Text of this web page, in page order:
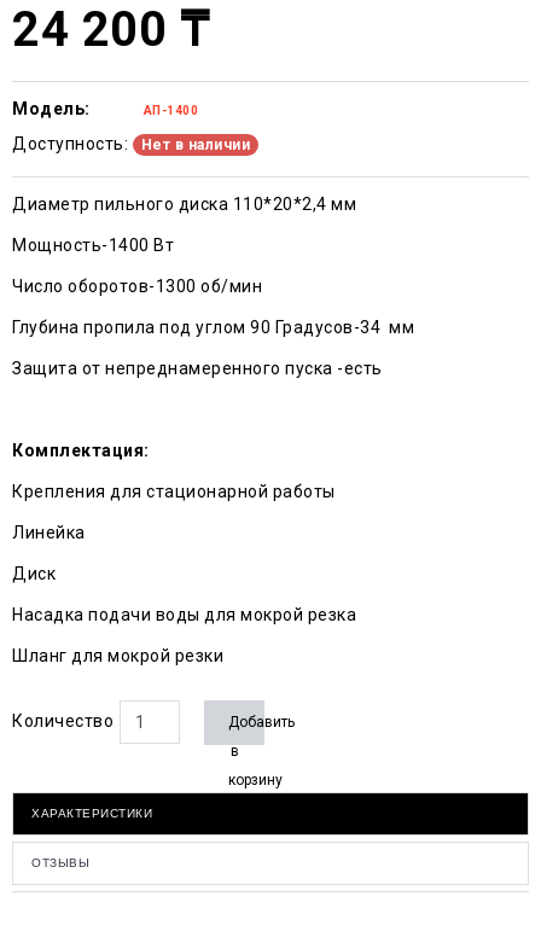
24 200 ₸
Модель: АП-1400
Доступность: Нет в наличии
Диаметр пильного диска 110*20*2,4 мм
Мощность-1400 Вт
Число оборотов-1300 об/мин
Глубина пропила под углом 90 Градусов-34 мм
Защита от непреднамеренного пуска -есть
Комплектация:
Крепления для стационарной работы
Линейка
Диск
Насадка подачи воды для мокрой резка
Шланг для мокрой резки
Количество
Добавить
в
корзину
ХАРАКТЕРИСТИКИ
ОТЗЫВЫ